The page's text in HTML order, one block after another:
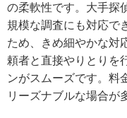
の柔軟性です。大手探
規模な調査にも対応で
ため、きめ細やかな対
頼者と直接やりとりを
ンがスムーズです。料
リーズナブルな場合が